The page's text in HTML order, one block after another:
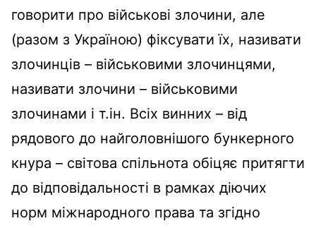
говорити про військові злочини, але
(разом з Україною) фіксувати їх, називати
злочинців – військовими злочинцями,
називати злочини – військовими
злочинами і т.ін. Всіх винних – від
рядового до найголовнішого бункерного
кнура – світова спільнота обіцяє притягти
до відповідальності в рамках діючих
норм міжнародного права та згідно